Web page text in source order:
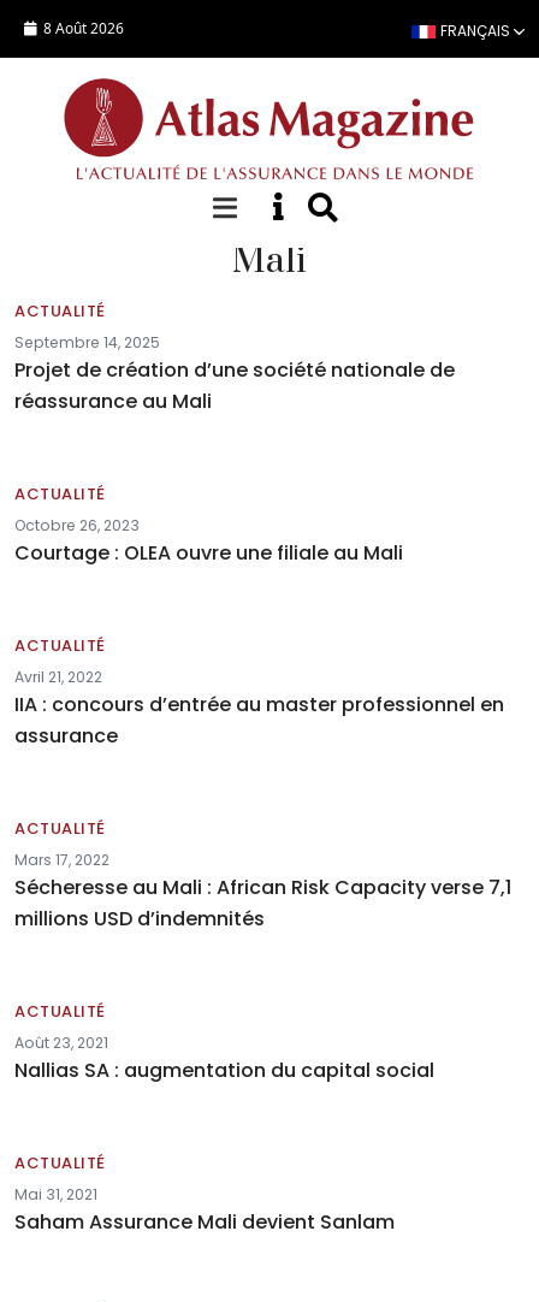
8 Août 2026 FRANÇAIS
Mali
ACTUALITÉ
Septembre 14, 2025
Projet de création d’une société nationale de
réassurance au Mali
ACTUALITÉ
Octobre 26, 2023
Courtage : OLEA ouvre une filiale au Mali
ACTUALITÉ
Avril 21, 2022
IIA : concours d’entrée au master professionnel en
assurance
ACTUALITÉ
Mars 17, 2022
Sécheresse au Mali : African Risk Capacity verse 7,1
millions USD d’indemnités
ACTUALITÉ
Août 23, 2021
Nallias SA : augmentation du capital social
ACTUALITÉ
Mai 31, 2021
Saham Assurance Mali devient Sanlam